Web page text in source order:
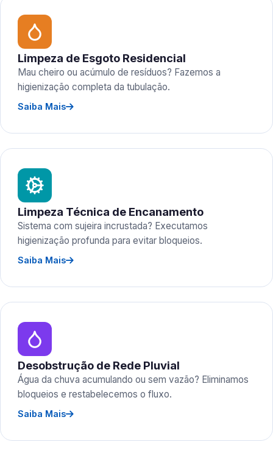
Limpeza de Esgoto Residencial
Mau cheiro ou acúmulo de resíduos? Fazemos a
higienização completa da tubulação.
Saiba Mais
Limpeza Técnica de Encanamento
Sistema com sujeira incrustada? Executamos
higienização profunda para evitar bloqueios.
Saiba Mais
Desobstrução de Rede Pluvial
Água da chuva acumulando ou sem vazão? Eliminamos
bloqueios e restabelecemos o fluxo.
Saiba Mais